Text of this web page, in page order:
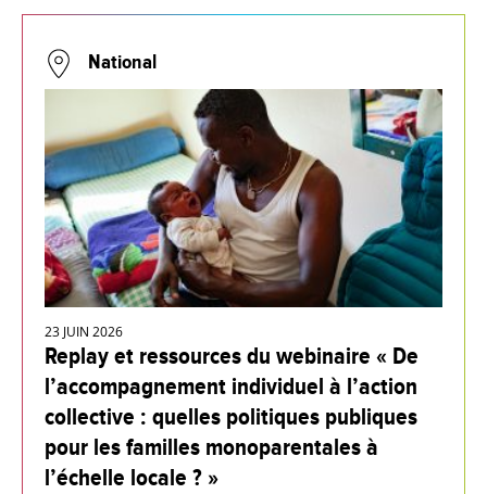
National
23 JUIN 2026
Replay et ressources du webinaire « De
l’accompagnement individuel à l’action
collective : quelles politiques publiques
pour les familles monoparentales à
l’échelle locale ? »